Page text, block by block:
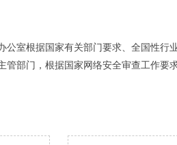
室根据国家有关部门要求、全国性行
管部门，根据国家网络安全审查工作要